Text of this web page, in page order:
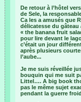
De retour à l’hôtel
de Sele, la
Ca les a amusés que
délicatesse du gâteau
« the banana fruit
pour lire devant le
c’était un jour
après plusieurs
l’aube...
Je me suis réveillée
bouquin qui me suit
Littel…. A big book
pas le même sujet
pendant la guerre